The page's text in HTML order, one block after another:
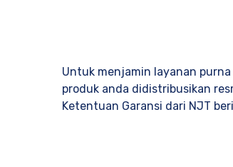
Untuk menjamin layanan
produk anda didistribusikan
Ketentuan Garansi dari NJT